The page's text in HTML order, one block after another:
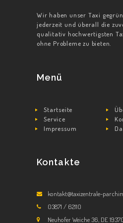
STARTSEITE
ÜBER UNS
KONTAKT
Wir haben unser Taxi
jederzeit und überall die
qualitativ hochwertigsten
ohne Probleme zu bieten.
Menü
Startseite
Service
Impressum
Kontakte
kontakt@taxizentrale-
03871 / 62110
Neuhofer Weiche 36, DE